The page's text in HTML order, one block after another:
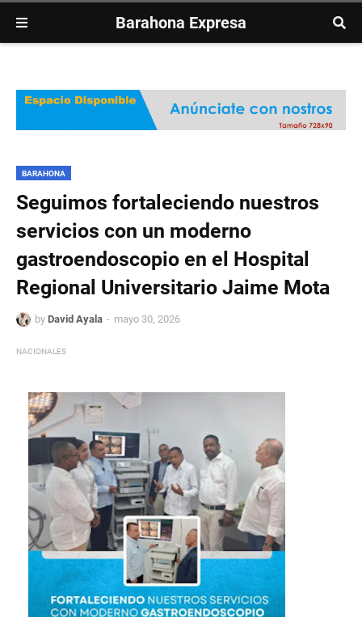
Barahona Expresa
BARAHONA
Seguimos fortaleciendo nuestros
servicios con un moderno
gastroendoscopio en el Hospital
Regional Universitario Jaime Mota
by David Ayala mayo 30, 2026
NACIONALES